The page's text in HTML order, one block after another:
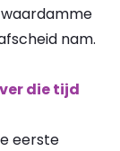
nam.
die tijd
eerste